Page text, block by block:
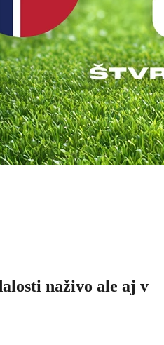
naživo ale aj v